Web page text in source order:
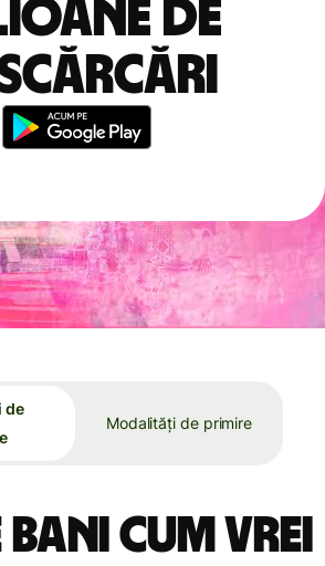
de
de
Modalități de primire
cum vrei